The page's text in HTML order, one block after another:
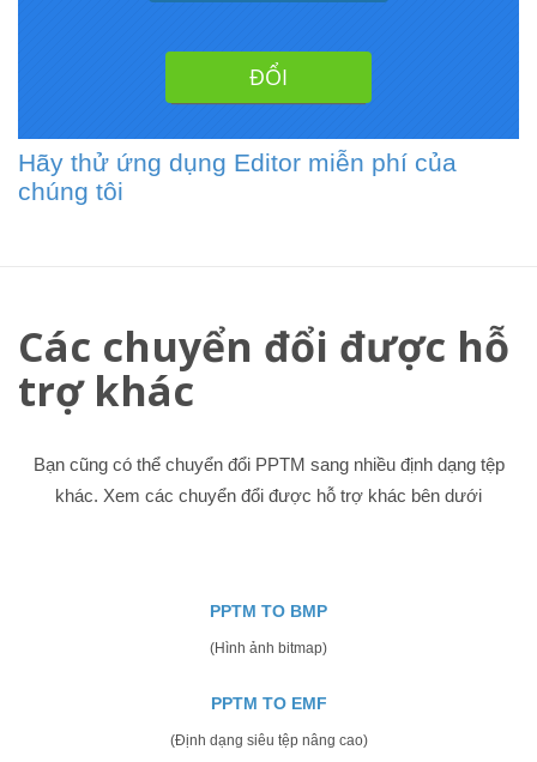
Hãy thử ứng dụng Editor miễn phí của
chúng tôi
Các chuyển đổi được hỗ
trợ khác
Bạn cũng có thể chuyển đổi PPTM sang nhiều định dạng tệp
khác. Xem các chuyển đổi được hỗ trợ khác bên dưới
PPTM TO BMP
(Hình ảnh bitmap)
PPTM TO EMF
(Định dạng siêu tệp nâng cao)